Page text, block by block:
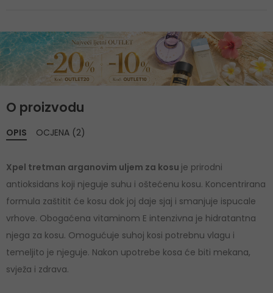
O proizvodu
OPIS
Xpel tretman arganovim uljem za kosu je prirodni
antioksidans koji njeguje suhu i oštećenu kosu. Koncentrirana
formula zaštitit će kosu dok joj daje sjaj i smanjuje ispucale
vrhove. Obogaćena vitaminom E intenzivna je hidratantna
njega za kosu. Omogućuje suhoj kosi potrebnu vlagu i
temeljito je njeguje. Nakon upotrebe kosa će biti mekana,
svježa i zdrava.
OCJENA (2)